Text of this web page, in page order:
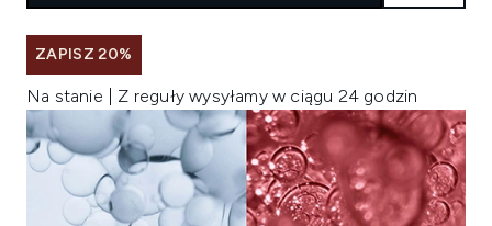
ZAPISZ 20%
Na stanie | Z reguły wysyłamy w ciągu 24 godzin